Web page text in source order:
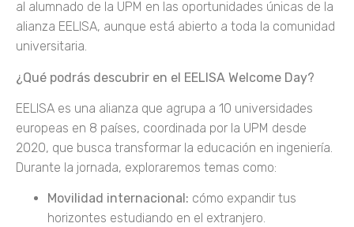
al alumnado de la UPM en las oportunidades únicas de la
alianza EELISA, aunque está abierto a toda la comunidad
universitaria.
¿Qué podrás descubrir en el EELISA Welcome Day?
EELISA es una alianza que agrupa a 10 universidades
europeas en 8 países, coordinada por la UPM desde
2020, que busca transformar la educación en ingeniería.
Durante la jornada, exploraremos temas como:
Movilidad internacional: cómo expandir tus
horizontes estudiando en el extranjero.